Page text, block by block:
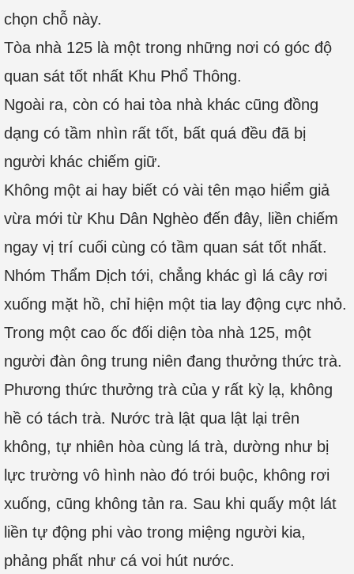
chọn chỗ này.
Tòa nhà 125 là một trong những nơi có góc độ
quan sát tốt nhất Khu Phổ Thông.
Ngoài ra, còn có hai tòa nhà khác cũng đồng
dạng có tầm nhìn rất tốt, bất quá đều đã bị
người khác chiếm giữ.
Không một ai hay biết có vài tên mạo hiểm giả
vừa mới từ Khu Dân Nghèo đến đây, liền chiếm
ngay vị trí cuối cùng có tầm quan sát tốt nhất.
Nhóm Thẩm Dịch tới, chẳng khác gì lá cây rơi
xuống mặt hồ, chỉ hiện một tia lay động cực nhỏ.
Trong một cao ốc đối diện tòa nhà 125, một
người đàn ông trung niên đang thưởng thức trà.
Phương thức thưởng trà của y rất kỳ lạ, không
hề có tách trà. Nước trà lật qua lật lại trên
không, tự nhiên hòa cùng lá trà, dường như bị
lực trường vô hình nào đó trói buộc, không rơi
xuống, cũng không tản ra. Sau khi quấy một lát
liền tự động phi vào trong miệng người kia,
phảng phất như cá voi hút nước.